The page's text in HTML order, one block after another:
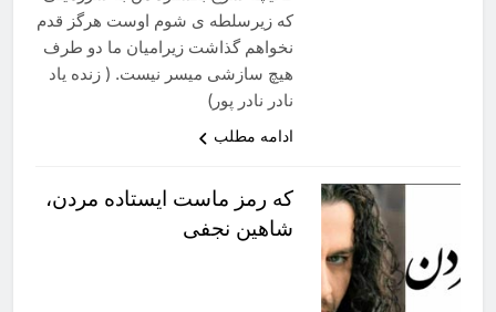
که زیرسلطه ی شوم اوست هرگز قدم
نخواهم گذاشت زیرامیان ما دو طرف
هیچ سازشی میسر نیست. ( زنده یاد
نادر نادر پور)
ادامه مطلب
که رمز ماست ایستاده مردن،
شاهین نجفی